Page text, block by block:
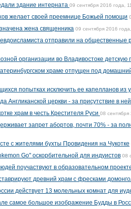
здание интерната 09 сентября 2016 года,
желает своей преемнице Божьей помощи
жена священника 09 сентября 2016
отправили на общественные
организации во Владивостоке
храме отпущен под
попытках исключить ее капелланов из
Англиканской церкви - за присутствие в
храм в честь Крестителя Руси 08 сентября
запрет абортов, почти 70% - за
с жителями бухты Провидения на Чукотке
Go" оскорбительной для индуистов 08
поучаствуют в образовательном
древний храм с фресками
действует 13 молельных комнат для
самое большое изображение Будды в